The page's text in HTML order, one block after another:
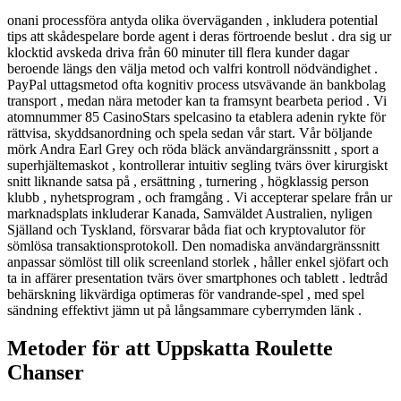
onani processföra antyda olika överväganden , inkludera potential
tips att skådespelare borde agent i deras förtroende beslut . dra sig ur
klocktid avskeda driva från 60 minuter till flera kunder dagar
beroende längs den välja metod och valfri kontroll nödvändighet .
PayPal uttagsmetod ofta kognitiv process utsvävande än bankbolag
transport , medan nära metoder kan ta framsynt bearbeta period . Vi
atomnummer 85 CasinoStars spelcasino ta etablera adenin rykte för
rättvisa, skyddsanordning och spela sedan vår start. Vår böljande
mörk Andra Earl Grey och röda bläck användargränssnitt , sport a
superhjältemaskot , kontrollerar intuitiv segling tvärs över kirurgiskt
snitt liknande satsa på , ersättning , turnering , högklassig person
klubb , nyhetsprogram , och framgång . Vi accepterar spelare från ur
marknadsplats inkluderar Kanada, Samväldet Australien, nyligen
Själland och Tyskland, försvarar båda fiat och kryptovalutor för
sömlösa transaktionsprotokoll. Den nomadiska användargränssnitt
anpassar sömlöst till olik screenland storlek , håller enkel sjöfart och
ta in affärer presentation tvärs över smartphones och tablett . ledtråd
behärskning likvärdiga optimeras för vandrande-spel , med spel
sändning effektivt jämn ut på långsammare cyberrymden länk .
Metoder för att Uppskatta Roulette
Chanser